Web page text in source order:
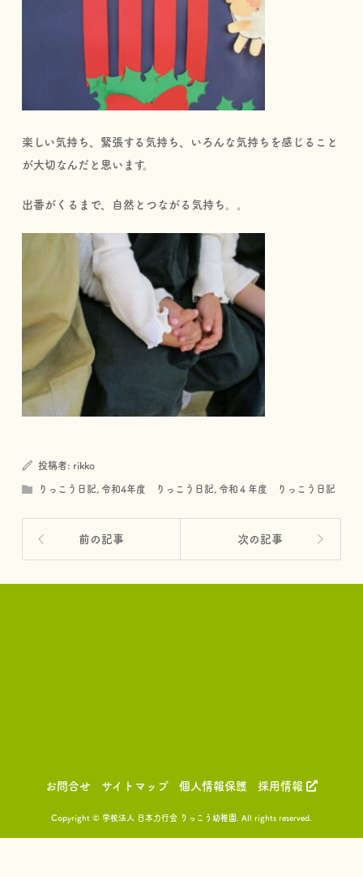
楽しい気持ち、緊張する気持ち、いろんな気持ちを感じること
が大切なんだと思います。
出番がくるまで、自然とつながる気持ち。。
投稿者: rikko
りっこう日記 ,令和4年度 りっこう日記 ,令和４年度 りっこう日記
前の記事 次の記事
お問合せ サイトマップ 個人情報保護 採用情報
Copyright © 学校法人 日本力行会 りっこう幼稚園. All rights reserved.